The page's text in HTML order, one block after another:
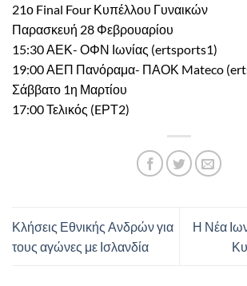
21ο Final Four Κυπέλλου Γυναικών
Παρασκευή 28 Φεβρουαρίου
15:30 ΑΕΚ- ΟΦΝ Ιωνίας (ertsports1)
19:00 ΑΕΠ Πανόραμα- ΠΑΟΚ Mateco
Σάββατο 1η Μαρτίου
17:00 Τελικός (EΡΤ2)
Κλήσεις Εθνικής Ανδρών για
τους αγώνες με Ισλανδία
Η Νέα